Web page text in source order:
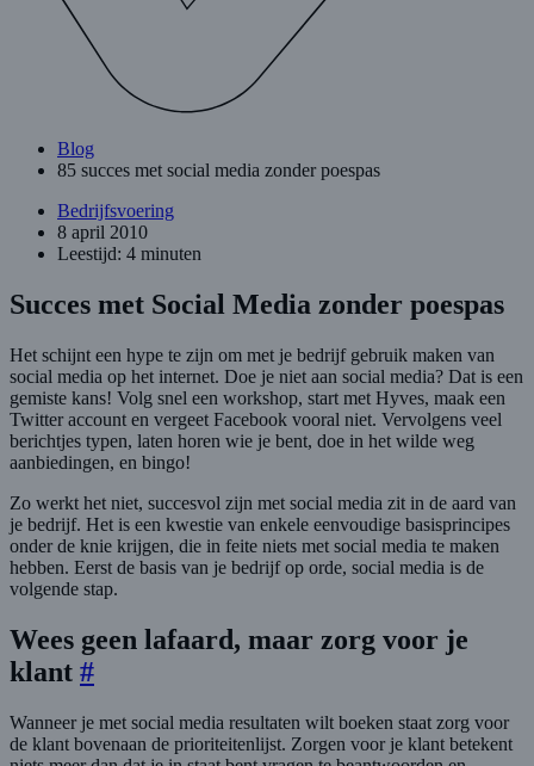
Blog
85 succes met social media zonder poespas
Bedrijfsvoering
8 april 2010
Leestijd: 4 minuten
Succes met Social Media zonder poespas
Het schijnt een hype te zijn om met je bedrijf gebruik maken van
social media op het internet. Doe je niet aan social media? Dat is een
gemiste kans! Volg snel een workshop, start met Hyves, maak een
Twitter account en vergeet Facebook vooral niet. Vervolgens veel
berichtjes typen, laten horen wie je bent, doe in het wilde weg
aanbiedingen, en bingo!
Zo werkt het niet, succesvol zijn met social media zit in de aard van
je bedrijf. Het is een kwestie van enkele eenvoudige basisprincipes
onder de knie krijgen, die in feite niets met social media te maken
hebben. Eerst de basis van je bedrijf op orde, social media is de
volgende stap.
Wees geen lafaard, maar zorg voor je
klant #
Wanneer je met social media resultaten wilt boeken staat zorg voor
de klant bovenaan de prioriteitenlijst. Zorgen voor je klant betekent